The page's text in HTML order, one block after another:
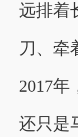
远排着
刀、牵
2017
还只是